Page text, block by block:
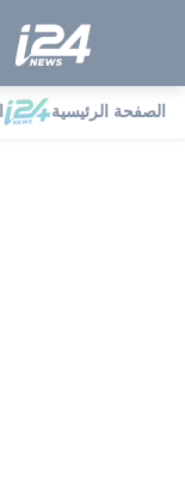
الصفحة الرئيسية